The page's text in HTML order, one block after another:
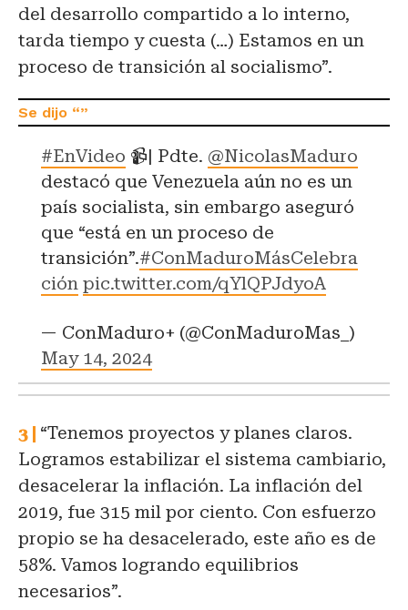
del desarrollo compartido a lo interno,
tarda tiempo y cuesta (…) Estamos en un
proceso de transición al socialismo”.
#EnVideo 📹| Pdte. @NicolasMaduro
destacó que Venezuela aún no es un
país socialista, sin embargo aseguró
que “está en un proceso de
transición”.#ConMaduroMásCelebra
ción pic.twitter.com/qYlQPJdyoA
— ConMaduro+ (@ConMaduroMas_)
May 14, 2024
“Tenemos proyectos y planes claros.
Logramos estabilizar el sistema cambiario,
desacelerar la inflación. La inflación del
2019, fue 315 mil por ciento. Con esfuerzo
propio se ha desacelerado, este año es de
58%. Vamos logrando equilibrios
necesarios”.